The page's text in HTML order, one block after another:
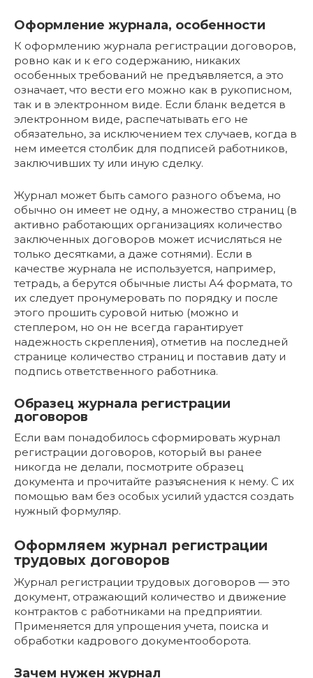
Оформление журнала, особенности
К оформлению журнала регистрации договоров,
ровно как и к его содержанию, никаких
особенных требований не предъявляется, а это
означает, что вести его можно как в рукописном,
так и в электронном виде. Если бланк ведется в
электронном виде, распечатывать его не
обязательно, за исключением тех случаев, когда в
нем имеется столбик для подписей работников,
заключивших ту или иную сделку.
Журнал может быть самого разного объема, но
обычно он имеет не одну, а множество страниц (в
активно работающих организациях количество
заключенных договоров может исчисляться не
только десятками, а даже сотнями). Если в
качестве журнала не используется, например,
тетрадь, а берутся обычные листы А4 формата, то
их следует пронумеровать по порядку и после
этого прошить суровой нитью (можно и
степлером, но он не всегда гарантирует
надежность скрепления), отметив на последней
странице количество страниц и поставив дату и
подпись ответственного работника.
Образец журнала регистрации
договоров
Если вам понадобилось сформировать журнал
регистрации договоров, который вы ранее
никогда не делали, посмотрите образец
документа и прочитайте разъяснения к нему. С их
помощью вам без особых усилий удастся создать
нужный формуляр.
Оформляем журнал регистрации
трудовых договоров
Журнал регистрации трудовых договоров — это
документ, отражающий количество и движение
контрактов с работниками на предприятии.
Применяется для упрощения учета, поиска и
обработки кадрового документооборота.
Зачем нужен журнал